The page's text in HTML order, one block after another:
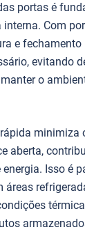
portas é
Com
e fechamento
evitando
o
minimiza
aberta,
Isso é